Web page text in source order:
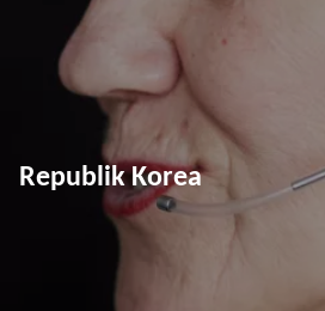
Republik Korea